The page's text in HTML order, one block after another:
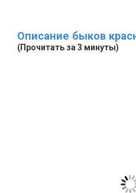
Описание быков
(Прочитать за 3 минуты)